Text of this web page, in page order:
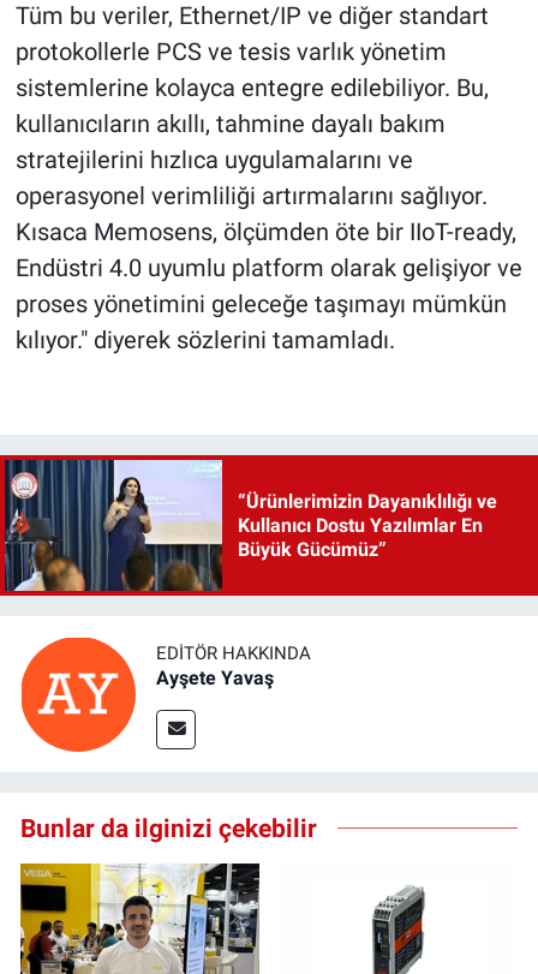
Tüm bu veriler, Ethernet/IP ve diğer standart
protokollerle PCS ve tesis varlık yönetim
sistemlerine kolayca entegre edilebiliyor. Bu,
kullanıcıların akıllı, tahmine dayalı bakım
stratejilerini hızlıca uygulamalarını ve
operasyonel verimliliği artırmalarını sağlıyor.
Kısaca Memosens, ölçümden öte bir IIoT-ready,
Endüstri 4.0 uyumlu platform olarak gelişiyor ve
proses yönetimini geleceğe taşımayı mümkün
kılıyor." diyerek sözlerini tamamladı.
“Ürünlerimizin Dayanıklılığı ve
Kullanıcı Dostu Yazılımlar En
Büyük Gücümüz”
EDITÖR HAKKINDA
Ayşete Yavaş
Bunlar da ilginizi çekebilir